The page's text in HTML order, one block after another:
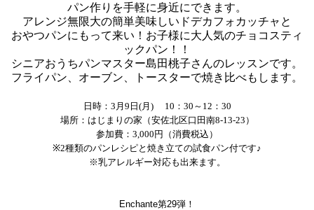
パン作りを手軽に身近にできます。
アレンジ無限大の簡単美味しいドデカフォカッチャと
おやつパンにもって来い！お子様に大人気のチョコスティ
ックパン！！
シニアおうちパンマスター島田桃子さんのレッスンです。
フライパン、オーブン、トースターで焼き比べもします。
日時： 3 月9 日(月) 10 ： 30 ～ 12 ： 30
場所：はじまりの家（安佐北区口田南8-13-23 ）
参加費： 3,000円（消費税込）
※2種類のパンレシピと焼き立ての試食パン付です♪
※乳アレルギー対応も出来ます。
Enchante第29弾！